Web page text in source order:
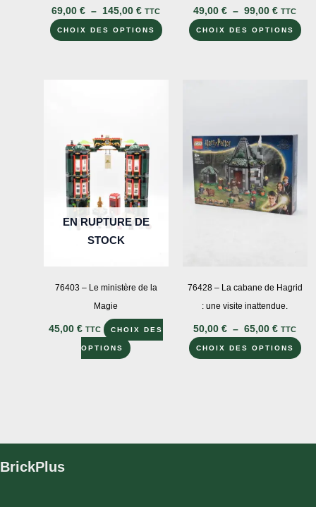
69,00€ – 145,00€Plage
de
prix :
69,00 €
TTC
CHOIX DES OPTIONS
Ce
options
peuvent
choisies
produit
49,00€ – 99,00€Plage
de
prix :
49,00 €
TTC
CHOIX DES OPTIONS
Ce
EN RUPTURE DE
STOCK
76403 – Le ministère de la
Magie
45,00€ TTC CHOIX DES
OPTIONS
Ce
76428 – La cabane de Hagrid
: une visite inattendue.
50,00€ – 65,00€Plage
de
prix :
50,00 €
TTC
CHOIX DES OPTIONS
Ce
BrickPlus